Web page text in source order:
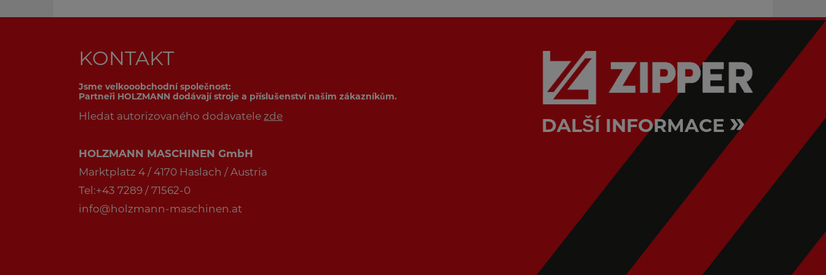
KONTAKT
Jsme velkooobchodní společnost:
Partneři HOLZMANN dodávají stroje a příslušenství našim zákazníkům.
Hledat autorizovaného dodavatele zde
HOLZMANN MASCHINEN GmbH
Marktplatz 4 / 4170 Haslach / Austria
Tel:+43 7289 / 71562-0
info@holzmann-maschinen.at
DALŠÍ INFORMACE »